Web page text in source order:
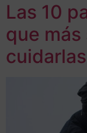
Las 10
que
cuidarlas